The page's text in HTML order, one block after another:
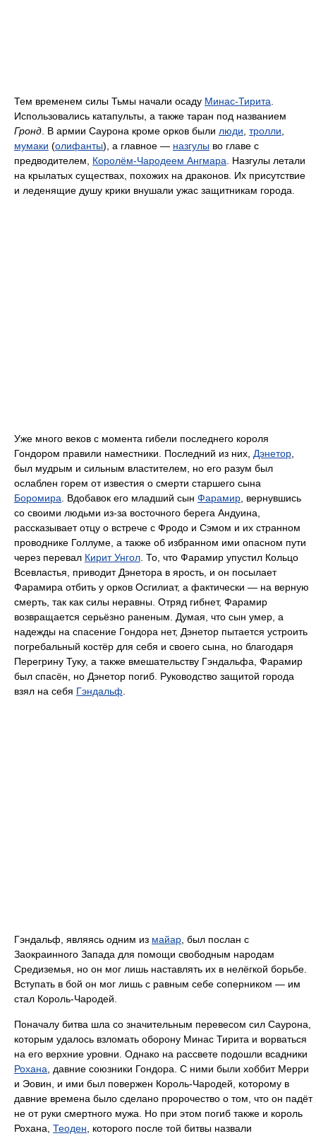
Тем временем силы Тьмы начали осаду Минас-Тирита
Использовались катапульты, а также таран под названием
Гронд . В армии Саурона кроме орков были люди тролли
мумаки (олифанты), а главное — назгулы во главе с
предводителем, Королём-Чародеем Ангмара . Назгулы летали
на крылатых существах, похожих на драконов. Их присутствие
и леденящие душу крики внушали ужас защитникам города.
Уже много веков с момента гибели последнего короля
Гондором правили наместники. Последний из них, Дэнетор
был мудрым и сильным властителем, но его разум был
ослаблен горем от известия о смерти старшего сына
Боромира . Вдобавок его младший сын Фарамир , вернувшись
со своими людьми из-за восточного берега Андуина,
рассказывает отцу о встрече с Фродо и Сэмом и их странном
проводнике Голлуме, а также об избранном ими опасном пути
через перевал Кирит Унгол . То, что Фарамир упустил Кольцо
Всевластья, приводит Дэнетора в ярость, и он посылает
Фарамира отбить у орков Осгилиат, а фактически — на верную
смерть, так как силы неравны. Отряд гибнет, Фарамир
возвращается серьёзно раненым. Думая, что сын умер, а
надежды на спасение Гондора нет, Дэнетор пытается устроить
погребальный костёр для себя и своего сына, но благодаря
Перегрину Туку, а также вмешательству Гэндальфа, Фарамир
был спасён, но Дэнетор погиб. Руководство защитой города
взял на себя Гэндальф
Гэндальф, являясь одним из майар , был послан с
Заокраинного Запада для помощи свободным народам
Средиземья, но он мог лишь наставлять их в нелёгкой борьбе.
Вступать в бой он мог лишь с равным себе соперником — им
стал Король-Чародей.
Поначалу битва шла со значительным перевесом сил Саурона,
которым удалось взломать оборону Минас Тирита и ворваться
на его верхние уровни. Однако на рассвете подошли всадники
Рохана , давние союзники Гондора. С ними были хоббит Мерри
и Эовин, и ими был повержен Король-Чародей, которому в
давние времена было сделано пророчество о том, что он падёт
не от руки смертного мужа. Но при этом погиб также и король
Рохана, Теоден , которого после той битвы назвали